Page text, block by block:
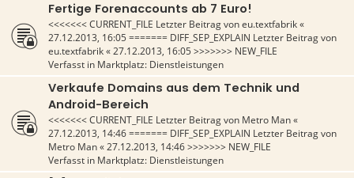
Fertige Forenaccounts ab 7 Euro!
<<<<<<< CURRENT_FILE Letzter Beitrag voneu.textfabrik«
27.12.2013, 16:05======= DIFF_SEP_EXPLAIN Letzter Beitrag von
eu.textfabrik«27.12.2013, 16:05>>>>>>> NEW_FILE
Verfasst in Marktplatz: Dienstleistungen
Verkaufe Domains aus dem Technik und
Android-Bereich
<<<<<<< CURRENT_FILE Letzter Beitrag von Metro Man«
27.12.2013, 14:46======= DIFF_SEP_EXPLAIN Letzter Beitrag von
Metro Man«27.12.2013, 14:46>>>>>>> NEW_FILE
Verfasst in Marktplatz: Dienstleistungen